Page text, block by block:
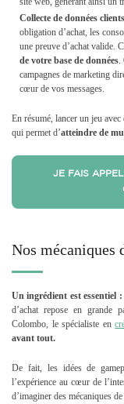
Collecte de données
obligation d’achat, les
une preuve d’achat valide.
de votre base de données.
campagnes de marketing
cœur de vos messages.
En résumé, lancer un jeu
qui permet d’atteindre de
JE FAIS
Nos mécaniques
Un ingrédient est essentiel
d’achat repose en grande
Colombo, le spécialiste en
avant tout.
De fait, les idées de
l’expérience au cœur de
d’imaginer des mécaniques